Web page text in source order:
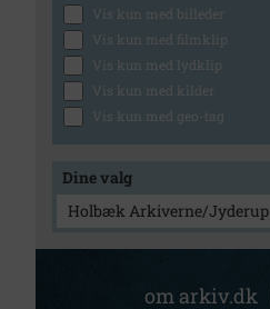
Vis kun med billeder
Vis kun med filmklip
Vis kun med lydklip
Vis kun med kilder
Vis kun med geo-tag
Dine valg
Holbæk Arkiverne/Jyderup
om arkiv.dk